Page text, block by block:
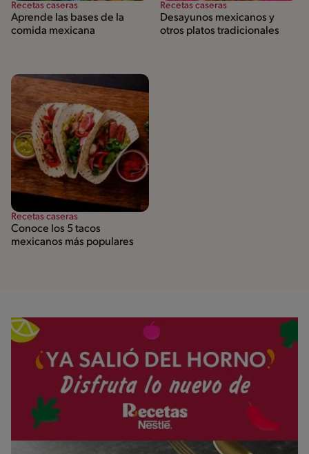
Recetas caseras
Aprende las bases de la
comida mexicana
Recetas caseras
Desayunos mexicanos y
otros platos tradicionales
Recetas caseras
Conoce los 5 tacos
mexicanos más populares